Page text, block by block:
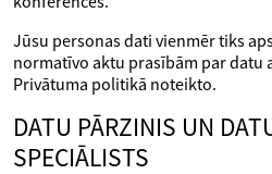
Jūsu personas dati vienmēr tiks
normatīvo aktu prasībām par datu
Privātuma politikā noteikto.
DATU PĀRZINIS UN
SPECIĀLISTS